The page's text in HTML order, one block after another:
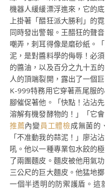
機器人緩緩漂浮進來，它的
上掛著「醋狂派大勝利」的
同時發出警報。王醋狂的聲
嘲弄，刺耳得像是磨砂紙。
泥，是對醬料學的侮辱！必
的醬油，以及百分之九十五
人的頂端裂開，露出了一個
K-999特務用它穿著燕尾服
腳催促著他。「快點！沾沾
溶解有機發酵物的！」「它
推薦內變 員工體檢成無菌的
「不准動我的蒜泥！」廖沾
吼。他以一種專業包水餃的
了兩團麵皮。麵皮被他用氣
三公尺的巨大麵皮。他猛地
一個半透明的防禦護盾。這